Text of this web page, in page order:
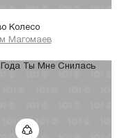
Колесо
Магомаев